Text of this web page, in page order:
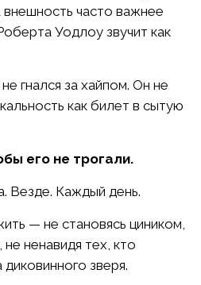
часто важнее
Уодлоу звучит как
гнался за хайпом. Он не
как билет в сытую
его не трогали.
Везде. Каждый день.
— не становясь циником,
ненавидя тех, кто
зверя.